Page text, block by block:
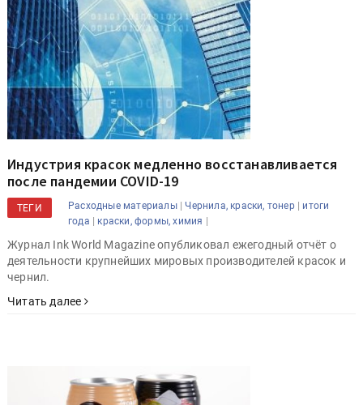
Индустрия красок медленно восстанавливается
после пандемии COVID-19
ТЕГИ Расходные материалы| Чернила, краски, тонер| итоги
года | краски, формы, химия |
Журнал Ink World Magazine опубликовал ежегодный отчёт о
деятельности крупнейших мировых производителей красок и
чернил.
Читать далее